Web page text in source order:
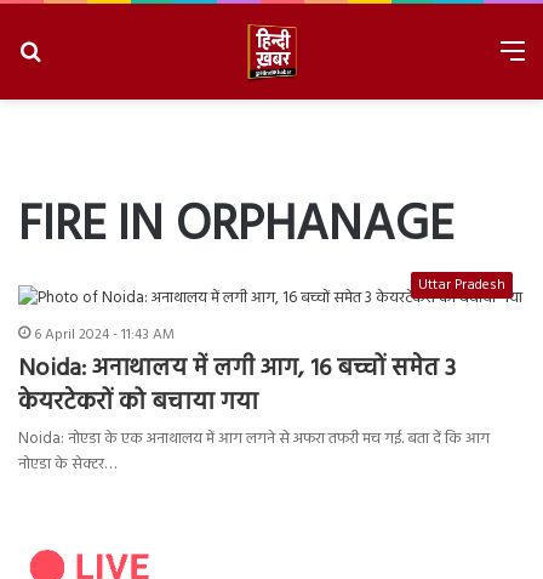
FIRE IN ORPHANAGE
Uttar Pradesh
6 April 2024 - 11:43 AM
Noida: अनाथालय में लगी आग, 16 बच्चों समेत 3
केयरटेकरों को बचाया गया
Noida: नोएडा के एक अनाथालय में आग लगने से अफरा तफरी मच गई. बता दें कि आग
नोएडा के सेक्टर…